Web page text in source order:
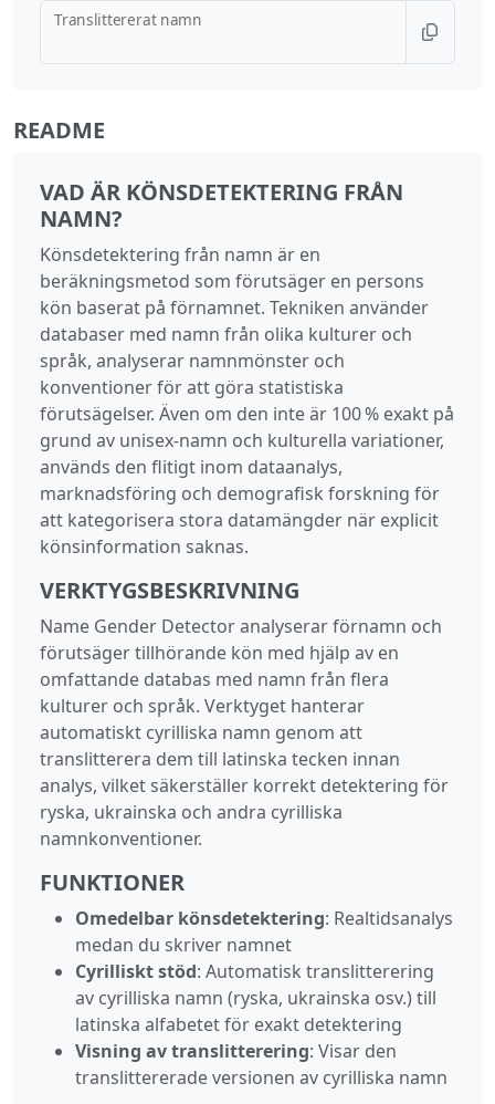
Translittererat namn
README
VAD ÄR KÖNSDETEKTERING FRÅN
NAMN?
Könsdetektering från namn är en
beräkningsmetod som förutsäger en persons
kön baserat på förnamnet. Tekniken använder
databaser med namn från olika kulturer och
språk, analyserar namnmönster och
konventioner för att göra statistiska
förutsägelser. Även om den inte är 100 % exakt på
grund av unisex‑namn och kulturella variationer,
används den flitigt inom dataanalys,
marknadsföring och demografisk forskning för
att kategorisera stora datamängder när explicit
könsinformation saknas.
VERKTYGSBESKRIVNING
Name Gender Detector analyserar förnamn och
förutsäger tillhörande kön med hjälp av en
omfattande databas med namn från flera
kulturer och språk. Verktyget hanterar
automatiskt cyrilliska namn genom att
translitterera dem till latinska tecken innan
analys, vilket säkerställer korrekt detektering för
ryska, ukrainska och andra cyrilliska
namnkonventioner.
FUNKTIONER
Omedelbar könsdetektering: Realtidsanalys
medan du skriver namnet
Cyrilliskt stöd: Automatisk translitterering
av cyrilliska namn (ryska, ukrainska osv.) till
latinska alfabetet för exakt detektering
Visning av translitterering: Visar den
translittererade versionen av cyrilliska namn